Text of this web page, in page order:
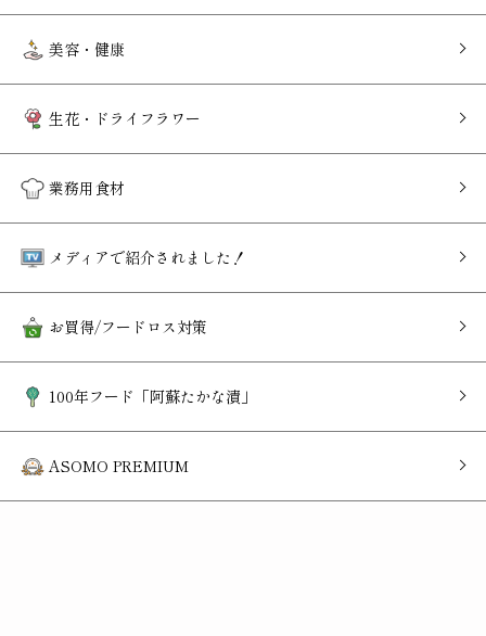
美容・健康
生花・ドライフラワー
業務用食材
メディアで紹介されました！
お買得/フードロス対策
100年フード「阿蘇たかな漬」
ASOMO PREMIUM